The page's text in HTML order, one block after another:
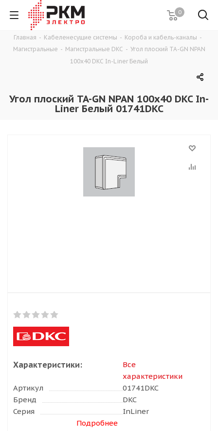
0
Главная - Кабеленесущие системы - Короба и кабель-каналы -
Магистральные - Магистральные DKC - Угол плоский TA-GN NPAN
100x40 DKC In-Liner Белый
Угол плоский TA-GN NPAN 100x40 DKC In-
Liner Белый 01741DKC
Характеристики:
Все
характеристики
Артикул
01741DKC
Бренд
DKC
Серия
InLiner
Подробнее